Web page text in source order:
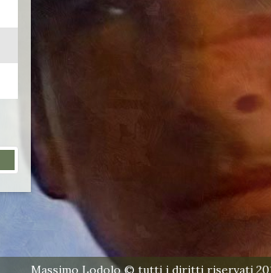
Massimo Lodolo © tutti i diritti riservati